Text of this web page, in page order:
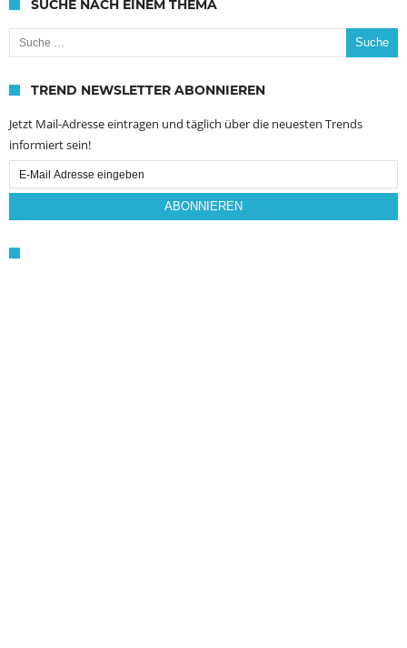
SUCHE NACH EINEM THEMA
Suche nach:
TREND NEWSLETTER ABONNIEREN
Jetzt Mail-Adresse eintragen und täglich über die neuesten Trends
informiert sein!
Email
Subscription
ABONNIEREN